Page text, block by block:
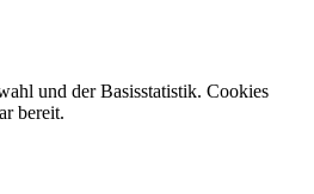
und der Basisstatistik. Cookies
bereit.